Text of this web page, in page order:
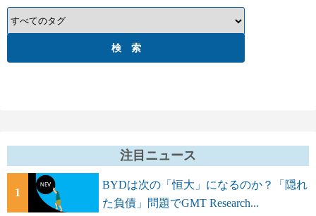
注目ニュース
1
BYDは次の「恒大」になるのか？「隠れ
た負債」問題でGMT Research...